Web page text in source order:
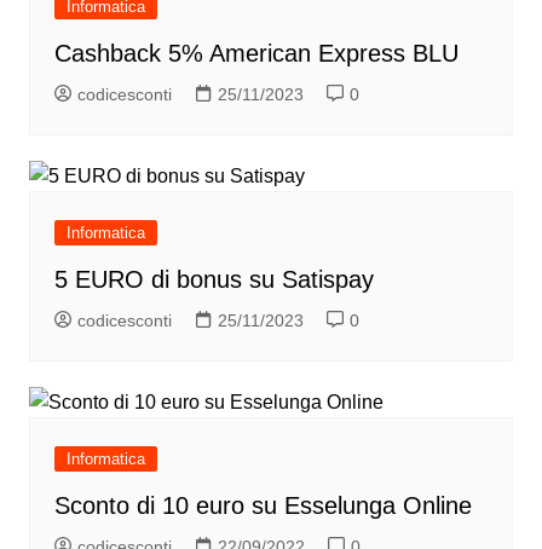
Informatica
Cashback 5% American Express BLU
codicesconti 25/11/2023 0
Informatica
5 EURO di bonus su Satispay
codicesconti 25/11/2023 0
Informatica
Sconto di 10 euro su Esselunga Online